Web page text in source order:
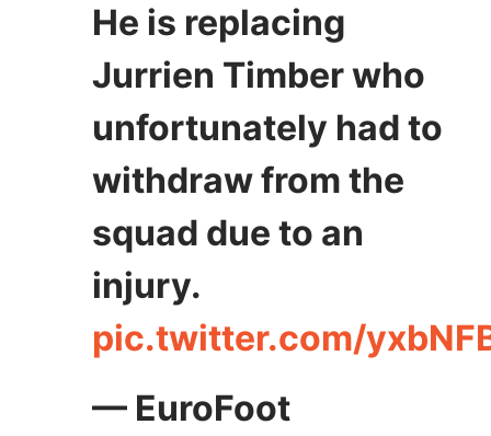
He is replacing
Jurrien Timber who
unfortunately had to
withdraw from the
squad due to an
injury.
pic.twitter.com/
— EuroFoot